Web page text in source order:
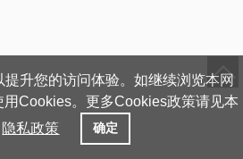
升您的访问体验。如继续浏览本网
Cookies。更多Cookies政策请见本
隐私政策 确定